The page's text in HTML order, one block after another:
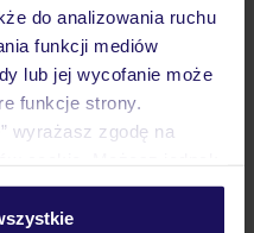
do analizowania ruchu
funkcji mediów
lub jej wycofanie może
funkcje strony.
wyrażasz zgodę na
w zakładkę
biuro
w Polsce
30 lat w